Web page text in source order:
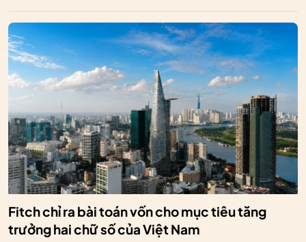
Fitch chỉ ra bài toán vốn cho mục tiêu tăng
trưởng hai chữ số của Việt Nam